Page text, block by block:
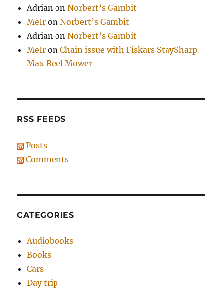
Adrian onNorbert’s Gambit
MeIr onNorbert’s Gambit
Adrian onNorbert’s Gambit
MeIr onChain issue with Fiskars StaySharp
Max Reel Mower
RSS FEEDS
Posts
Comments
CATEGORIES
Audiobooks
Books
Cars
Day trip